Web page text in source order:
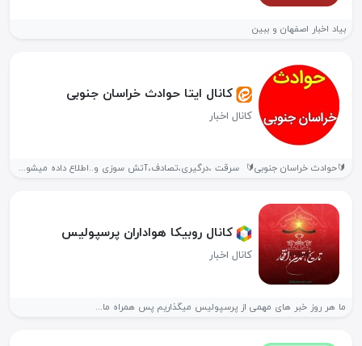
بیاد اخبار اصفهان و ببین
کانال ایتا حوادث خراسان جنوبی
کانال اخبار
🔰حوادث خراسان جنوبی🔰 ‌ سرقت ،درگیری،تصادف،آتش سوزی و..اطلاع داده میشود ‌🚨حوادث استان...
کانال روبیکا هواداران پرسپولیس
کانال اخبار
ما هر روز خبر های مهمی از پرسپولیس میگذاریم پس همراه ما...